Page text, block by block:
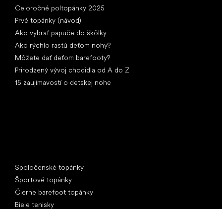
Celoročné poltopánky 2025
Prvé topánky (návod)
Ako vybrať papuče do škôlky
Ako rýchlo rastú deťom nohy?
Môžete dať deťom barefooty?
Prirodzený vývoj chodidla od A do Z
15 zaujímavostí o detskej nohe
Spoločenské topánky
Športové topánky
Čierne barefoot topánky
Biele tenisky